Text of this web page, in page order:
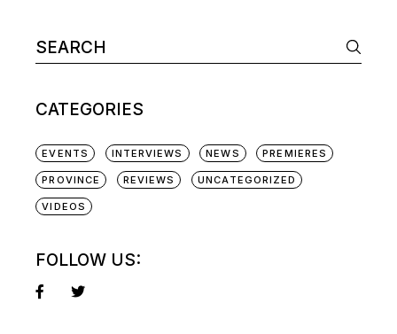
CATEGORIES
EVENTS INTERVIEWS NEWS PREMIERES
PROVINCE REVIEWS UNCATEGORIZED
VIDEOS
FOLLOW US: